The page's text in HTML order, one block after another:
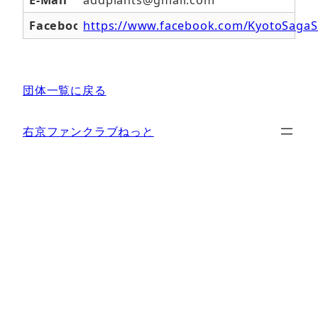
Facebookhttps://www.facebook.com/
団体一覧に戻る
右京ファンクラブねっと